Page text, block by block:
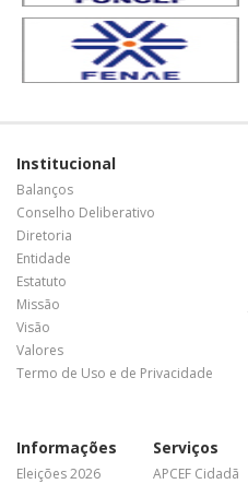
Institucional
Balanços
Conselho Deliberativo
Diretoria
Entidade
Estatuto
Missão
Visão
Valores
Termo de Uso e de Privacidade
Informações
Eleições 2026
Serviços
APCEF Cidadã